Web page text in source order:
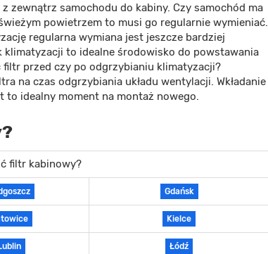
zewnątrz samochodu do kabiny. Czy samochód ma
powietrzem to musi go regularnie wymieniać.
regularna wymiana jest jeszcze bardziej
klimatyzacji to idealne środowisko do powstawania
przed czy po odgrzybianiu klimatyzacji?
na czas odgrzybiania układu wentylacji. Wkładanie
idealny moment na montaż nowego.
filtr kabinowy?
Gdańsk
Kielce
Łódź